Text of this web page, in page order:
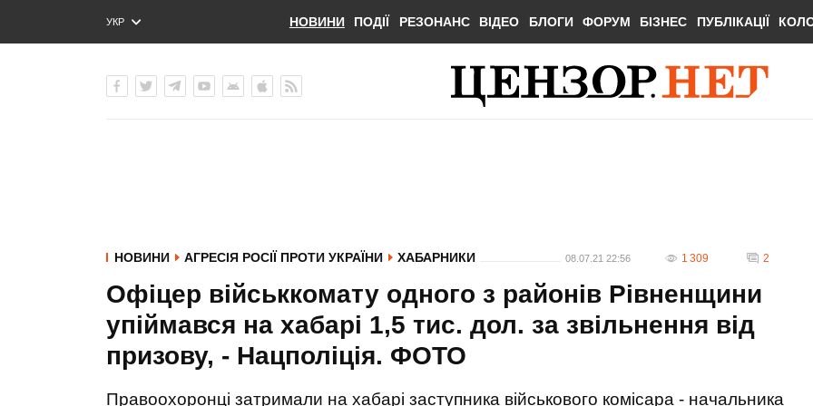
УКР
ENG
НОВИНИ ПОДІЇ РЕЗОНАНС ВІДЕО БЛОГИ ФОРУМ БІЗНЕС ПУБЛІКАЦІЇ
НОВИНИ АГРЕСІЯ РОСІЇ ПРОТИ УКРАЇНИ ХАБАРНИКИ 08.07.21 22:56 1 309 2
Офіцер військкомату одного з районів Рівненщини
упіймався на хабарі 1,5 тис. дол. за звільнення від
призову, - Нацполіція. ФОТО
Правоохоронці затримали на хабарі заступника військового комісара - начальника